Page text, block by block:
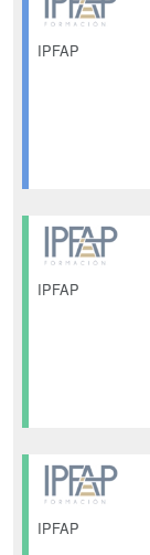
IPFAP
IPFAP
IPFAP